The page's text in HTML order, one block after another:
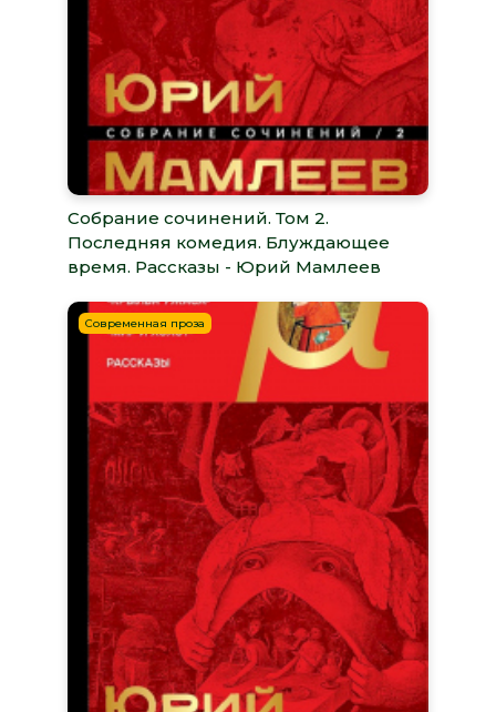
Собрание сочинений. Том 2.
Последняя комедия. Блуждающее
время. Рассказы - Юрий Мамлеев
Современная проза